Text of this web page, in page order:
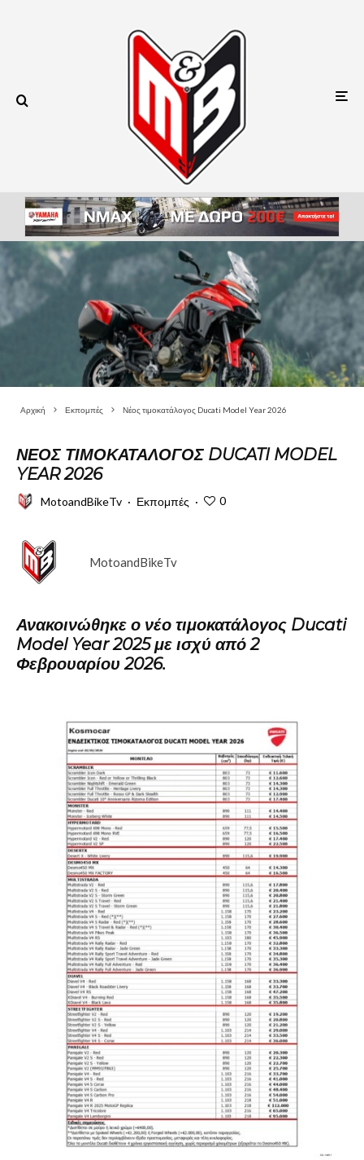
Αρχική Εκπομπές Νέος τιμοκατάλογος Ducati Model Year 2026
ΝΈΟΣ ΤΙΜΟΚΑΤΆΛΟΓΟΣ DUCATI MODEL
YEAR 2026
MotoandBikeTv · Εκπομπές · 0
MotoandBikeTv
Ανακοινώθηκε ο νέο τιμοκατάλογος Ducati
Model Year 2025 με ισχύ από 2
Φεβρουαρίου 2026.